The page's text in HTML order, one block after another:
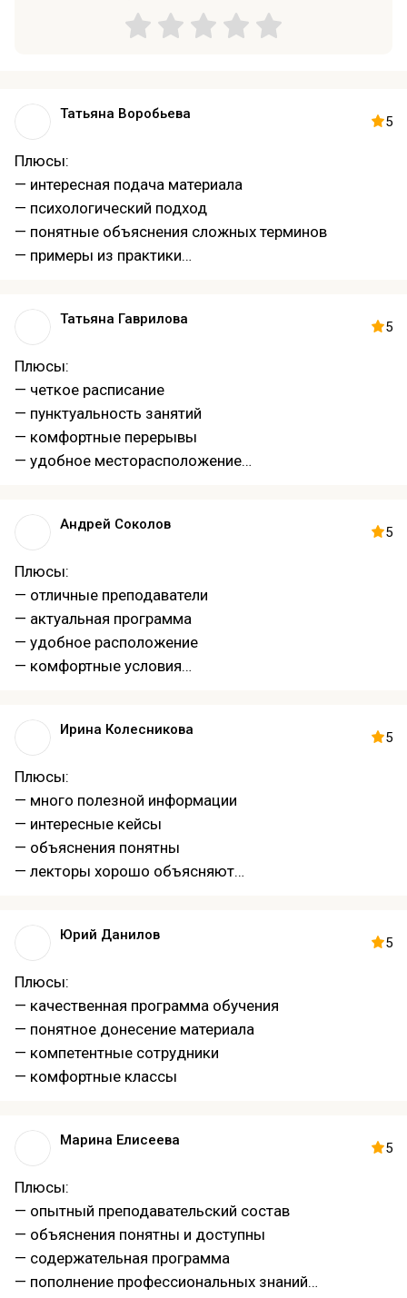
Татьяна Воробьева 5
Плюсы:
— интересная подача материала
— психологический подход
— понятные объяснения сложных терминов
— примеры из практики
— направление к профессиональному развитию
Татьяна Гаврилова 5
Плюсы:
— четкое расписание
— пунктуальность занятий
— комфортные перерывы
— удобное месторасположение
Андрей Соколов 5
Плюсы:
— отличные преподаватели
— актуальная программа
— удобное расположение
— комфортные условия
Ирина Колесникова 5
Плюсы:
— много полезной информации
— интересные кейсы
— объяснения понятны
— лекторы хорошо объясняют
— не хватает объёма
Юрий Данилов 5
Плюсы:
— качественная программа обучения
— понятное донесение материала
— компетентные сотрудники
— комфортные классы
Марина Елисеева 5
Плюсы:
— опытный преподавательский состав
— объяснения понятны и доступны
— содержательная программа
— пополнение профессиональных знаний